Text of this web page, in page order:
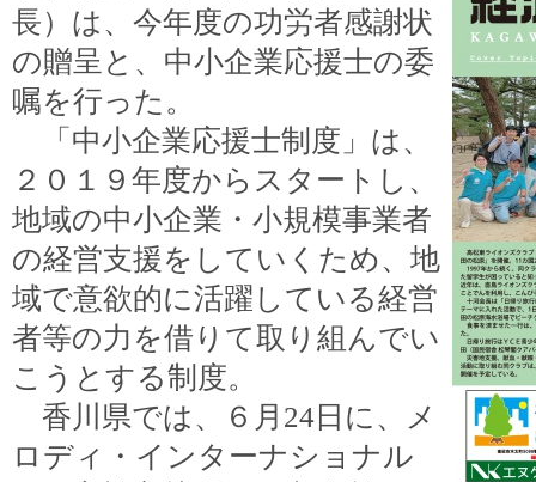
長）は、今年度の功労者感謝状
の贈呈と、中小企業応援士の委
嘱を行った。
「中小企業応援士制度」は、
２０１９年度からスタートし、
地域の中小企業・小規模事業者
の経営支援をしていくため、地
域で意欲的に活躍している経営
者等の力を借りて取り組んでい
こうとする制度。
香川県では、６月24日に、メ
ロディ・インターナショナル